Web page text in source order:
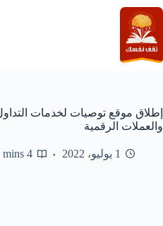
التجاوز
إلى
المحتوى
إطلاق موقع توصيات لخدمات
والعملات الرقمية
1 يوليو، 2022 4 mins